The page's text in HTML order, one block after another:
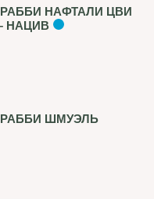
НАФТАЛИ ЦВИ
НАЦИВ
РАББИ ШМУЭЛЬ